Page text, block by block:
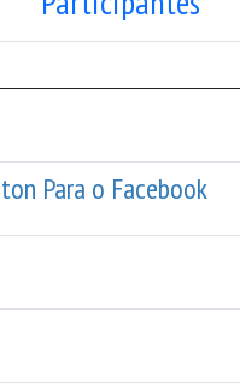
Para o Facebook